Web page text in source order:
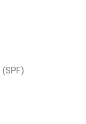
(SPF)